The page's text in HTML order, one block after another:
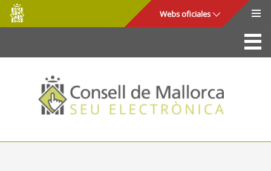
Saltar al contenido principal
Consell
de
Mallorca
Webs oficiales
La Sede
Consejo de Mallorca
Acceso y seguridad
Utilidades